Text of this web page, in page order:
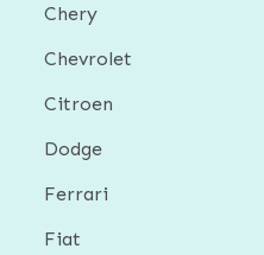
Chery
Chevrolet
Citroen
Dodge
Ferrari
Fiat